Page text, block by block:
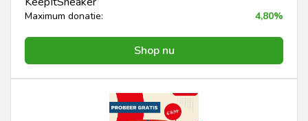
Maximum donatie: 4,80%
Shop nu